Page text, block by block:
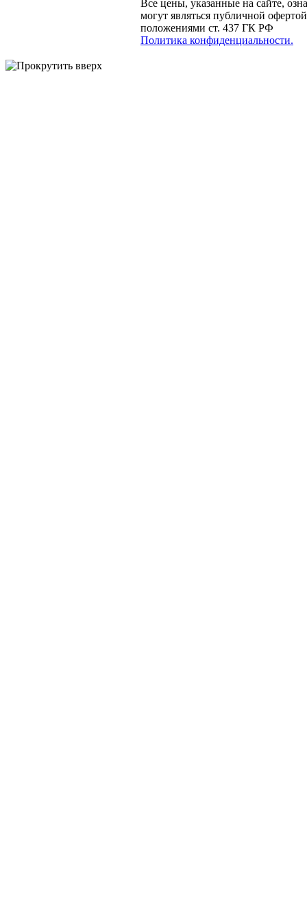
Все цены, указанные на сайте,
могут являться публичной
положениями ст. 437 ГК РФ
Политика конфиденциальности.